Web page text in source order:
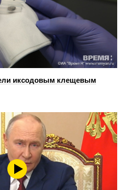
иксодовым клещевым